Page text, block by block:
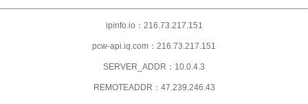
ipinfo.io：216.73.217.151
pcw-api.iq.com：216.73.217.151
SERVER_ADDR：10.0.4.3
REMOTEADDR：47.239.246.43